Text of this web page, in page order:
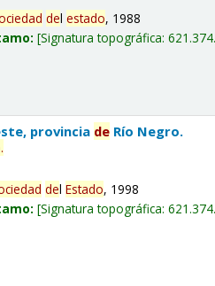
delestado, 1988
Signatura topográfica:
provincia de Río Negro.
.
delEstado, 1998
Signatura topográfica: